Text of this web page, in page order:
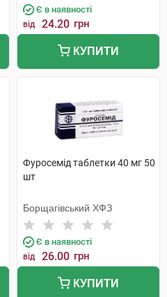
Є в наявності
від 24.20 грн
КУПИТИ
Фуросемід таблетки 40 мг 50
шт
Борщагівський ХФЗ
Є в наявності
від 26.00 грн
КУПИТИ